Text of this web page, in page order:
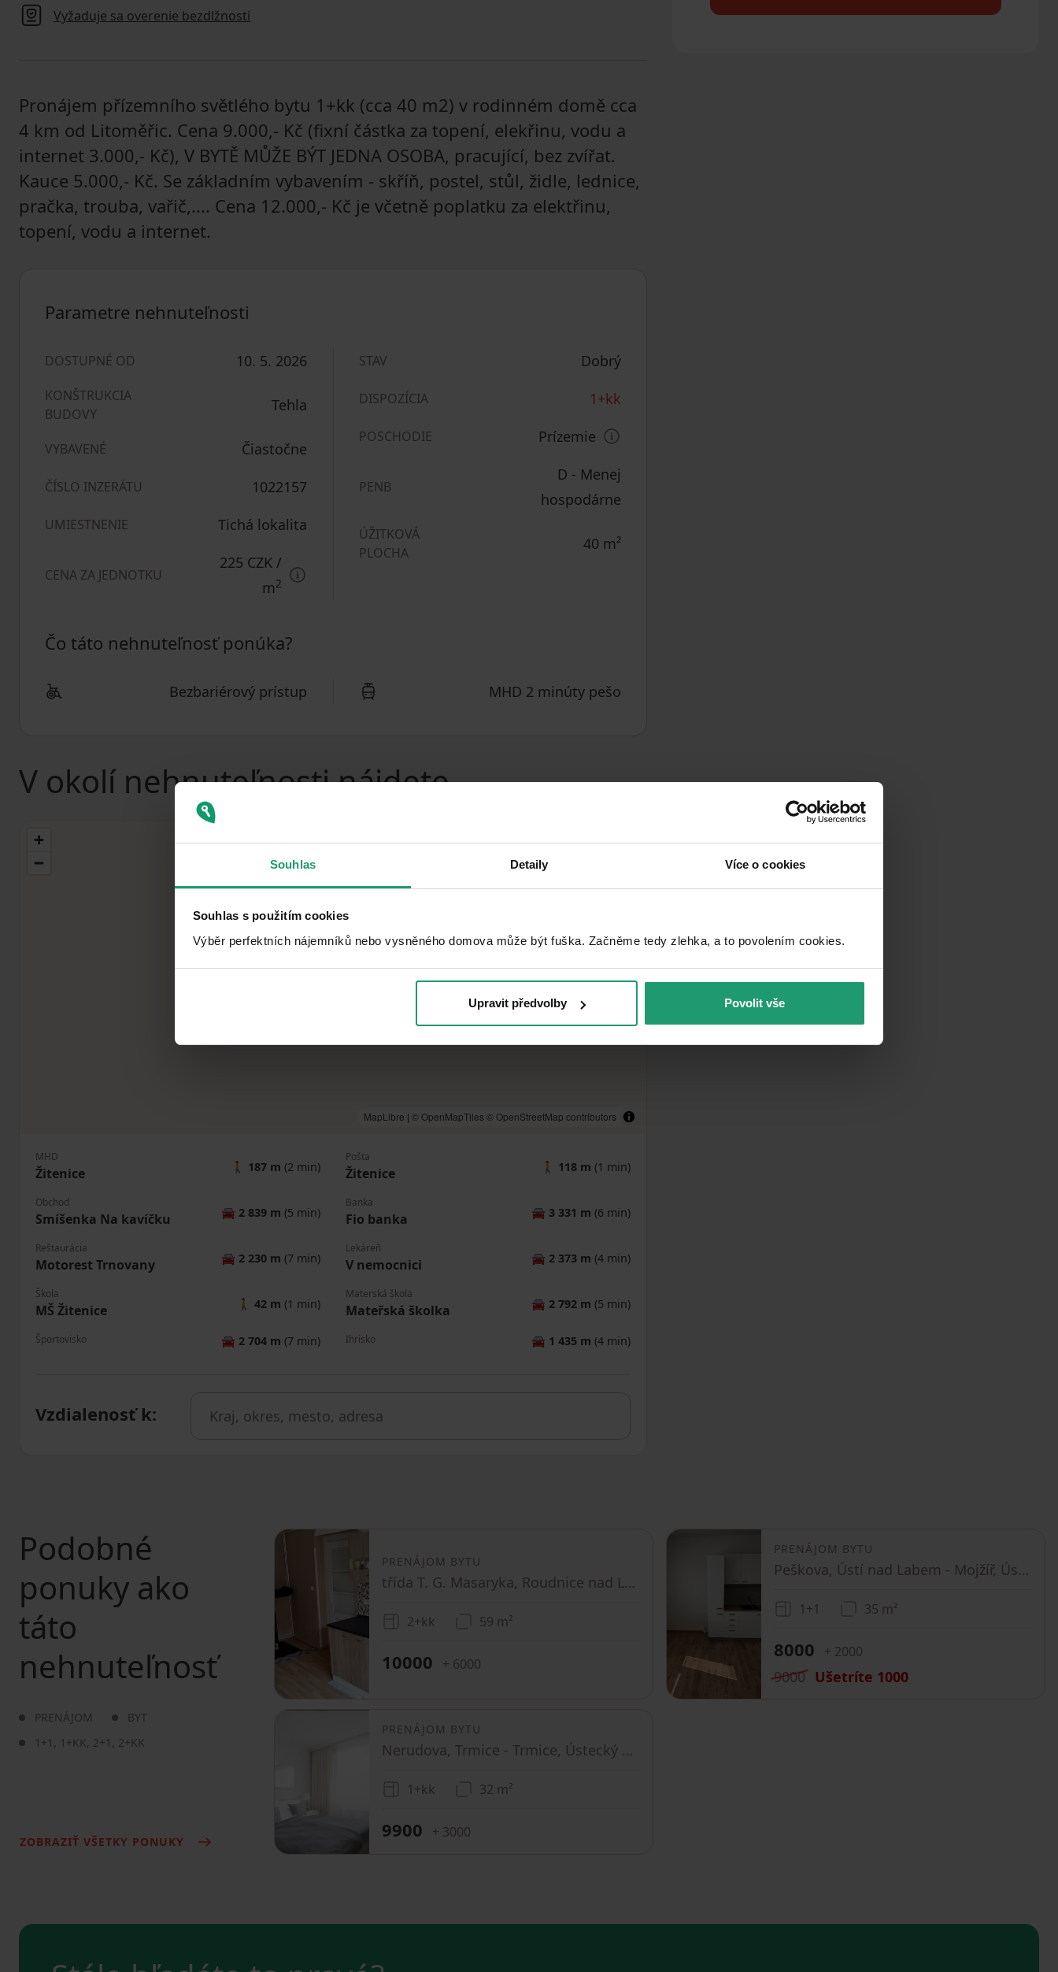
Souhlas Detaily Více o cookies
Souhlas s použitím cookies
Výběr perfektních nájemníků nebo vysněného domova může být fuška. Začněme tedy zlehka, a to povolením cookies.​
Upravit předvolby Povolit vše
Vyžaduje sa overenie bezdlžnosti
Pronájem přízemního světlého bytu 1+kk (cca 40 m2) v rodinném domě cca
4 km od Litoměřic. Cena 9.000,- Kč (fixní částka za topení, elekřinu, vodu a
internet 3.000,- Kč), V BYTĚ MŮŽE BÝT JEDNA OSOBA, pracující, bez zvířat.
Kauce 5.000,- Kč. Se základním vybavením - skříň, postel, stůl, židle, lednice,
pračka, trouba, vařič,.... Cena 12.000,- Kč je včetně poplatku za elektřinu,
topení, vodu a internet.
Parametre nehnuteľnosti
DOSTUPNÉ OD 10. 5. 2026
KONŠTRUKCIA
BUDOVY
Tehla
VYBAVENÉ Čiastočne
ČÍSLO INZERÁTU 1022157
UMIESTNENIE Tichá lokalita
CENA ZA JEDNOTKU
225 CZK /
m2
STAV Dobrý
DISPOZÍCIA 1+kk
POSCHODIE Prízemie
PENB
D - Menej
hospodárne
ÚŽITKOVÁ
PLOCHA
40 m²
Čo táto nehnuteľnosť ponúka?
Bezbariérový prístup MHD 2 minúty pešo
V okolí nehnuteľnosti nájdete
MapLibre | © OpenMapTiles © OpenStreetMap contributors
MHD
Žitenice 🚶 187 m (2 min)
Pošta
Žitenice 🚶 118 m (1 min)
Obchod
Smíšenka Na kavíčku 🚘 2 839 m (5 min)
Banka
Fio banka 🚘 3 331 m (6 min)
Reštaurácia
Motorest Trnovany 🚘 2 230 m (7 min)
Lekáreň
V nemocnici 🚘 2 373 m (4 min)
Škola
MŠ Žitenice 🚶 42 m (1 min)
Materská škola
Mateřská školka 🚘 2 792 m (5 min)
Športovisko 🚘 2 704 m (7 min) Ihrisko 🚘 1 435 m (4 min)
Vzdialenosť k:
Podobné
ponuky ako
táto
nehnuteľnosť
PRENÁJOM
BYT
1+1 , 1+KK, 2+1 , 2+KK
ZOBRAZIŤ VŠETKY PONUKY
PRENÁJOM BYTU
třída T. G. Masaryka, Roudnice nad Labem - Roudnice nad Labem, Ústecký kraj
2+kk 59 m²
10000 + 6000
PRENÁJOM BYTU
Peškova, Ústí nad Labem - Mojžíř, Ústecký kraj
1+1 35 m²
8000 + 2000
9000 Ušetríte 1000
PRENÁJOM BYTU
Nerudova, Trmice - Trmice, Ústecký kraj
1+kk 32 m²
9900 + 3000